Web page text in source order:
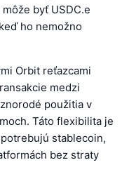
byť USDC.e
ho nemožno
Orbit reťazcami
medzi
použitia v
Táto flexibilita je
stablecoin,
bez straty